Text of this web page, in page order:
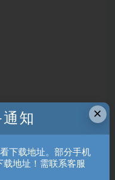
讲.pdf
×
知
下载地址。部分手机
载地址！需联系客服